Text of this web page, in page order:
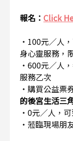
報名： Click
・100元／人
身心靈服務，
・600元／人
服務乙次
・購買公益票
的後宮生活三
・0元／人，
・蒞臨現場朋